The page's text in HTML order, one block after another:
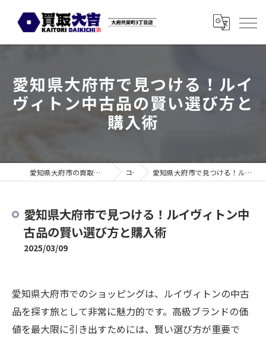
愛知県大府市で見つける！ルイ
ヴィトン中古品の賢い選び方と
購入術
愛知県大府市の買取なら買取大吉 大府共栄町3丁目店 コラム 愛知県大府市で見つける！ルイヴィトン中古品の賢い選び方と購入術
愛知県大府市で見つける！ルイヴィトン中
古品の賢い選び方と購入術
2025/03/09
愛知県大府市でのショッピングは、ルイヴィトンの中古
品を探す旅として非常に魅力的です。高級ブランドの価
値を最大限に引き出すためには、賢い選び方が重要で